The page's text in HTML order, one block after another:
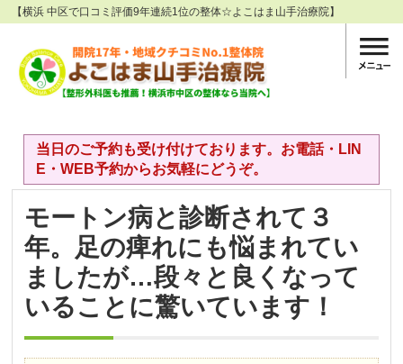
【横浜 中区で口コミ評価9年連続1位の整体☆よこはま山手治療院】
当日のご予約も受け付けております。お電話・LIN
E・WEB予約からお気軽にどうぞ。
モートン病と診断されて３
年。足の痺れにも悩まれてい
ましたが…段々と良くなって
いることに驚いています！